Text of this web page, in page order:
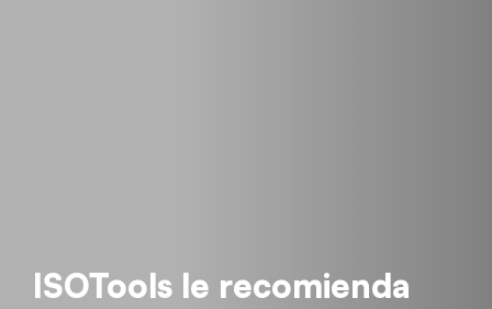
ISOTools le recomienda